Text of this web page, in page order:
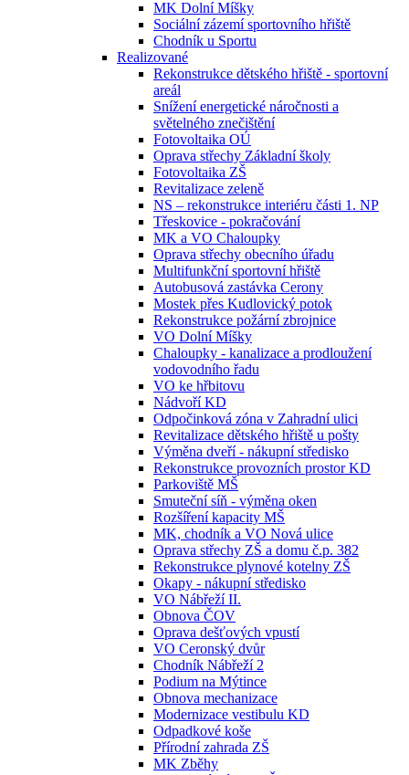
MK Dolní Míšky
Sociální zázemí sportovního hřiště
Chodník u Sportu
Realizované
Rekonstrukce dětského hřiště - sportovní
areál
Snížení energetické náročnosti a
světelného znečištění
Fotovoltaika OÚ
Oprava střechy Základní školy
Fotovoltaika ZŠ
Revitalizace zeleně
NS – rekonstrukce interiéru části 1. NP
Třeskovice - pokračování
MK a VO Chaloupky
Oprava střechy obecního úřadu
Multifunkční sportovní hřiště
Autobusová zastávka Cerony
Mostek přes Kudlovický potok
Rekonstrukce požární zbrojnice
VO Dolní Míšky
Chaloupky - kanalizace a prodloužení
vodovodního řadu
VO ke hřbitovu
Nádvoří KD
Odpočinková zóna v Zahradní ulici
Revitalizace dětského hřiště u pošty
Výměna dveří - nákupní středisko
Rekonstrukce provozních prostor KD
Parkoviště MŠ
Smuteční síň - výměna oken
Rozšíření kapacity MŠ
MK, chodník a VO Nová ulice
Oprava střechy ZŠ a domu č.p. 382
Rekonstrukce plynové kotelny ZŠ
Okapy - nákupní středisko
VO Nábřeží II.
Obnova ČOV
Oprava dešťových vpustí
VO Ceronský dvůr
Chodník Nábřeží 2
Podium na Mýtince
Obnova mechanizace
Modernizace vestibulu KD
Odpadkové koše
Přírodní zahrada ZŠ
MK Zběhy